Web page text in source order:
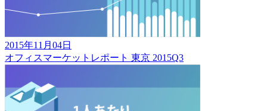
2015年11月04日
オフィスマーケットレポート 東京 2015Q3